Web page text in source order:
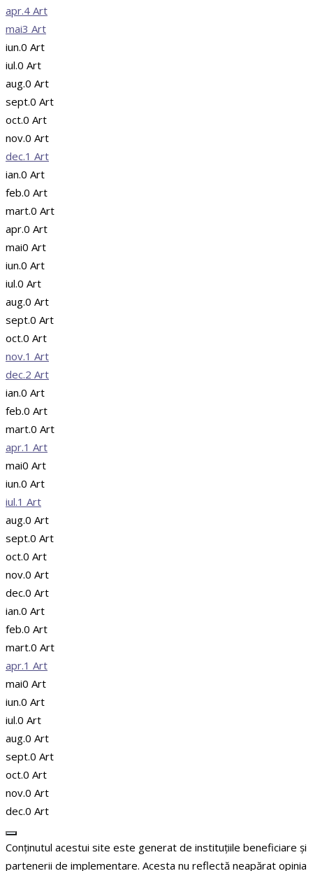
apr.4 Art
mai3 Art
iun.0 Art
iul.0 Art
aug.0 Art
sept.0 Art
oct.0 Art
nov.0 Art
dec.1 Art
ian.0 Art
feb.0 Art
mart.0 Art
apr.0 Art
mai0 Art
iun.0 Art
iul.0 Art
aug.0 Art
sept.0 Art
oct.0 Art
nov.1 Art
dec.2 Art
ian.0 Art
feb.0 Art
mart.0 Art
apr.1 Art
mai0 Art
iun.0 Art
iul.1 Art
aug.0 Art
sept.0 Art
oct.0 Art
nov.0 Art
dec.0 Art
ian.0 Art
feb.0 Art
mart.0 Art
apr.1 Art
mai0 Art
iun.0 Art
iul.0 Art
aug.0 Art
sept.0 Art
oct.0 Art
nov.0 Art
dec.0 Art
Conținutul acestui site este generat de instituțiile beneficiare și
partenerii de implementare. Acesta nu reflectă neapărat opinia